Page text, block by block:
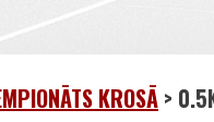
KROSĀ >